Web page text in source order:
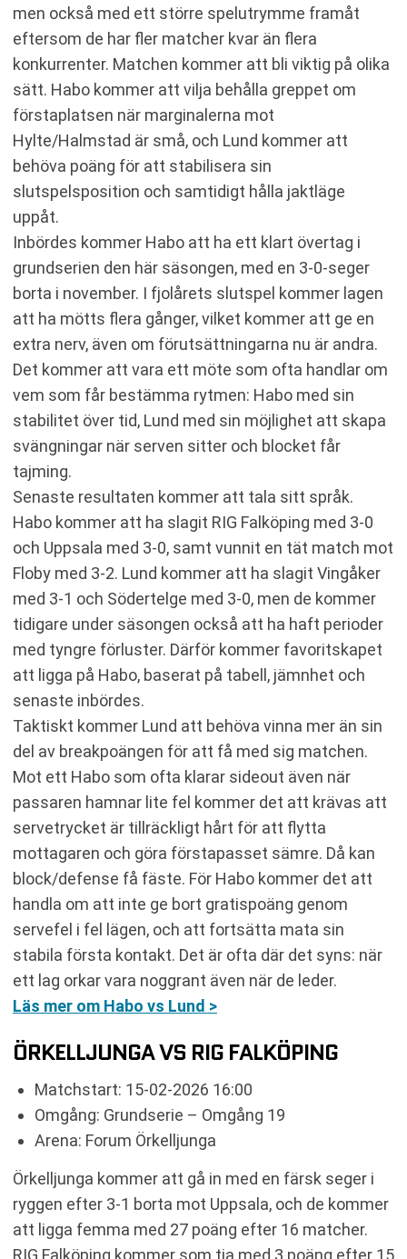
men också med ett större spelutrymme framåt
eftersom de har fler matcher kvar än flera
konkurrenter. Matchen kommer att bli viktig på olika
sätt. Habo kommer att vilja behålla greppet om
förstaplatsen när marginalerna mot
Hylte/Halmstad är små, och Lund kommer att
behöva poäng för att stabilisera sin
slutspelsposition och samtidigt hålla jaktläge
uppåt.
Inbördes kommer Habo att ha ett klart övertag i
grundserien den här säsongen, med en 3-0-seger
borta i november. I fjolårets slutspel kommer lagen
att ha mötts flera gånger, vilket kommer att ge en
extra nerv, även om förutsättningarna nu är andra.
Det kommer att vara ett möte som ofta handlar om
vem som får bestämma rytmen: Habo med sin
stabilitet över tid, Lund med sin möjlighet att skapa
svängningar när serven sitter och blocket får
tajming.
Senaste resultaten kommer att tala sitt språk.
Habo kommer att ha slagit RIG Falköping med 3-0
och Uppsala med 3-0, samt vunnit en tät match mot
Floby med 3-2. Lund kommer att ha slagit Vingåker
med 3-1 och Södertelge med 3-0, men de kommer
tidigare under säsongen också att ha haft perioder
med tyngre förluster. Därför kommer favoritskapet
att ligga på Habo, baserat på tabell, jämnhet och
senaste inbördes.
Taktiskt kommer Lund att behöva vinna mer än sin
del av breakpoängen för att få med sig matchen.
Mot ett Habo som ofta klarar sideout även när
passaren hamnar lite fel kommer det att krävas att
servetrycket är tillräckligt hårt för att flytta
mottagaren och göra förstapasset sämre. Då kan
block/defense få fäste. För Habo kommer det att
handla om att inte ge bort gratispoäng genom
servefel i fel lägen, och att fortsätta mata sin
stabila första kontakt. Det är ofta där det syns: när
ett lag orkar vara noggrant även när de leder.
Läs mer om Habo vs Lund >
ÖRKELLJUNGA VS RIG FALKÖPING
Matchstart: 15-02-2026 16:00
Omgång: Grundserie – Omgång 19
Arena: Forum Örkelljunga
Örkelljunga kommer att gå in med en färsk seger i
ryggen efter 3-1 borta mot Uppsala, och de kommer
att ligga femma med 27 poäng efter 16 matcher.
RIG Falköping kommer som tia med 3 poäng efter 15